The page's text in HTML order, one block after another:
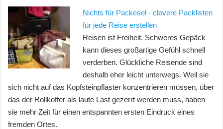
Nichts für Packesel - clevere Packlisten
für jede Reise erstellen
Reisen ist Freiheit. Schweres Gepäck
kann dieses großartige Gefühl schnell
verderben. Glückliche Reisende sind
deshalb eher leicht unterwegs. Weil sie
sich nicht auf das Kopfsteinpflaster konzentrieren müssen, über
das der Rollkoffer als laute Last gezerrt werden muss, haben
sie mehr Zeit für einen entspannten ersten Eindruck eines
fremden Ortes.